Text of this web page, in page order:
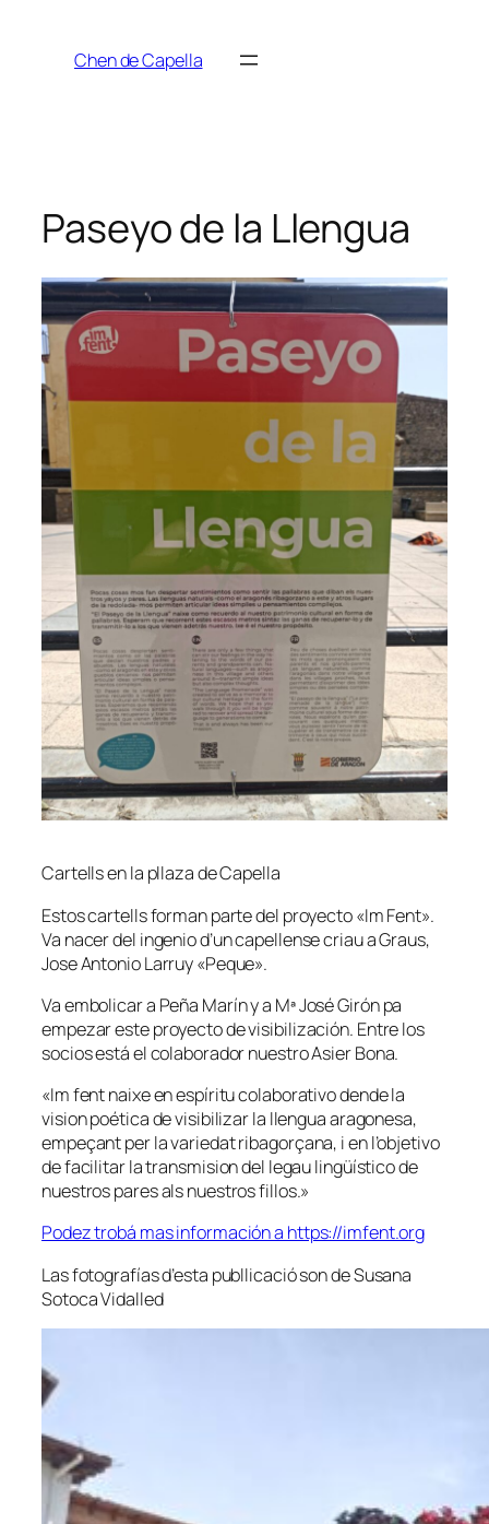
contenidoChen de Capella
Paseyo de la Llengua
Cartells en la pllaza de Capella
Estos cartells forman parte del proyecto «Im Fent».
Va nacer del ingenio d’un capellense criau a Graus,
Jose Antonio Larruy «Peque».
Va embolicar a Peña Marín y a Mª José Girón pa
empezar este proyecto de visibilización. Entre los
socios está el colaborador nuestro Asier Bona.
«Im fent naixe en espíritu colaborativo dende la
vision poética de visibilizar la llengua aragonesa,
empeçant per la variedat ribagorçana, i en l’objetivo
de facilitar la transmision del legau lingüístico de
nuestros pares als nuestros fillos.»
Podez trobá mas información a https://imfent.org
Las fotografías d’esta publlicació son de Susana
Sotoca Vidalled